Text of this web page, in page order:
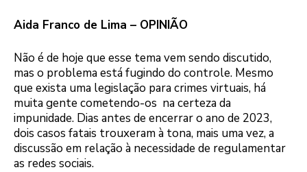
Aida Franco de Lima – OPINIÃO
Não é de hoje que esse tema vem sendo discutido,
mas o problema está fugindo do controle. Mesmo
que exista uma legislação para crimes virtuais, há
muita gente cometendo-os na certeza da
impunidade. Dias antes de encerrar o ano de 2023,
dois casos fatais trouxeram à tona, mais uma vez, a
discussão em relação à necessidade de regulamentar
as redes sociais.